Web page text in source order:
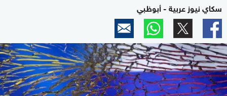
سكاي نيوز عربية - أبوظبي